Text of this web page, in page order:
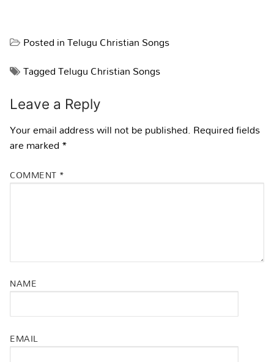
Posted inTelugu Christian Songs
TaggedTelugu Christian Songs
Leave a Reply
Your email address will not be published. Required fields
are marked*
COMMENT *
NAME
EMAIL